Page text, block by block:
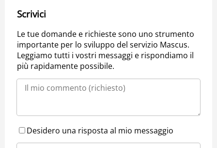
Scrivici
Le tue domande e richieste sono uno strumento
importante per lo sviluppo del servizio Mascus.
Leggiamo tutti i vostri messaggi e rispondiamo il
più rapidamente possibile.
Desidero una risposta al mio messaggio